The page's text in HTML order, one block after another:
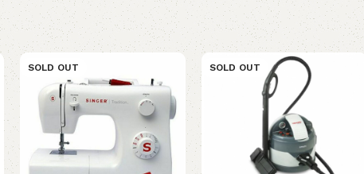
SOLD OUT SOLD OUT